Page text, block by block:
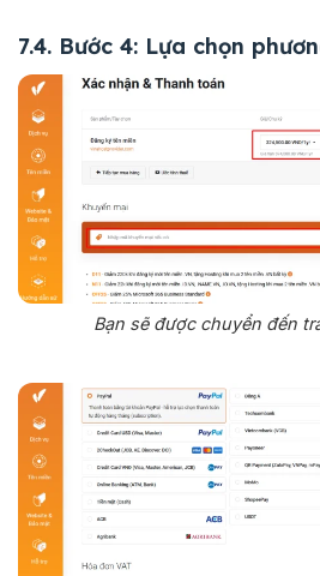
7.4. Bước 4: Lựa chọn
Bạn sẽ được chuyển đến